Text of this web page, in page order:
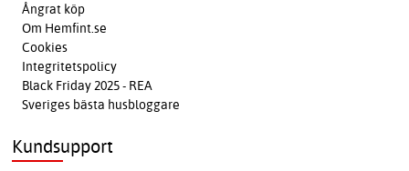
Ångrat köp
Om Hemfint.se
Cookies
Integritetspolicy
Black Friday 2025 - REA
Sveriges bästa husbloggare
Kundsupport